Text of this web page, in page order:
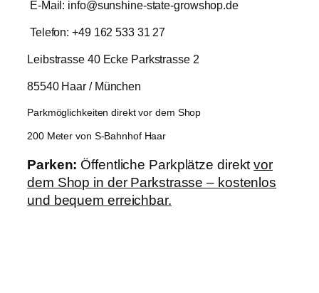
E-Mail: info@sunshine-state-growshop.de
Telefon: +49 162 533 31 27
Leibstrasse 40 Ecke Parkstrasse 2
85540 Haar / München
Parkmöglichkeiten direkt vor dem Shop
200 Meter von S-Bahnhof Haar
Parken: Öffentliche Parkplätze direktvor
dem Shop in der Parkstrasse – kostenlos
und bequem erreichbar.